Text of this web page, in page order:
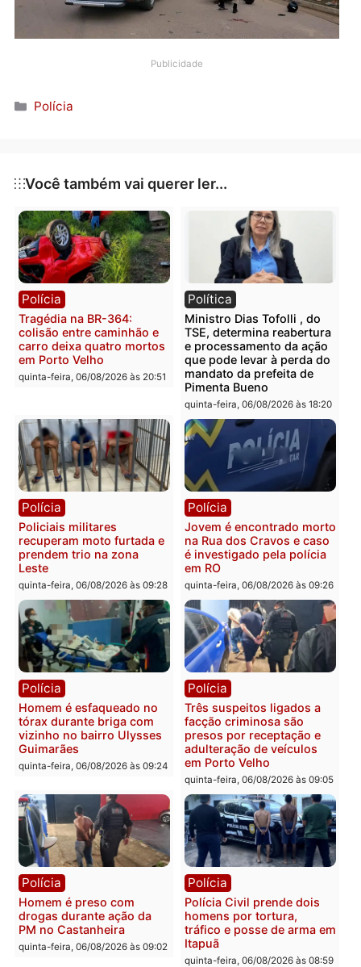
para lavrar o boletim de ocorrência.
Publicidade
Categorias
Polícia
Você também vai querer ler...
Polícia
Tragédia na BR-364:
colisão entre caminhão e
carro deixa quatro mortos
em Porto Velho
quinta-feira, 06/08/2026 às 20:51
Política
Ministro Dias Tofolli , do
TSE, determina
e processamento da
que pode levar à perda
mandato da prefeita de
Pimenta Bueno
quinta-feira, 06/08/2026 às
Polícia
Policiais militares
recuperam moto furtada e
Leste
quinta-feira, 06/08/2026 às 09:28
Polícia
Jovem é encontrado
na Rua dos Cravos e
é investigado pela
em RO
quinta-feira, 06/08/2026 às
Polícia Polícia
Três suspeitos ligados a